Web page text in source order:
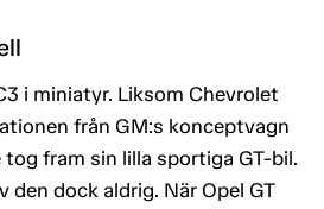
i miniatyr. Liksom Chevrolet
från GM:s konceptvagn
tog fram sin lilla sportiga GT-bil.
den dock aldrig. När Opel GT